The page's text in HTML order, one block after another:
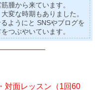
腫から来ています。
変な時期もありました。
ようにと SNSやブログを
つぶやいています。
対面レッスン（1回60